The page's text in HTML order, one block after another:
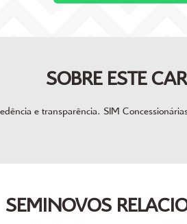
SOBRE ESTE
e transparência. SIM
SEMINOVOS